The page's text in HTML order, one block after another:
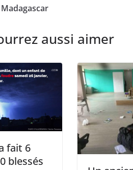
aussi aimer
fait 6
blessés